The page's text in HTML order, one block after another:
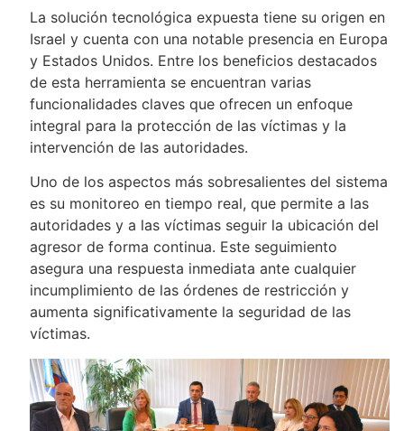
La solución tecnológica expuesta tiene su origen en
Israel y cuenta con una notable presencia en Europa
y Estados Unidos. Entre los beneficios destacados
de esta herramienta se encuentran varias
funcionalidades claves que ofrecen un enfoque
integral para la protección de las víctimas y la
intervención de las autoridades.
Uno de los aspectos más sobresalientes del sistema
es su monitoreo en tiempo real, que permite a las
autoridades y a las víctimas seguir la ubicación del
agresor de forma continua. Este seguimiento
asegura una respuesta inmediata ante cualquier
incumplimiento de las órdenes de restricción y
aumenta significativamente la seguridad de las
víctimas.